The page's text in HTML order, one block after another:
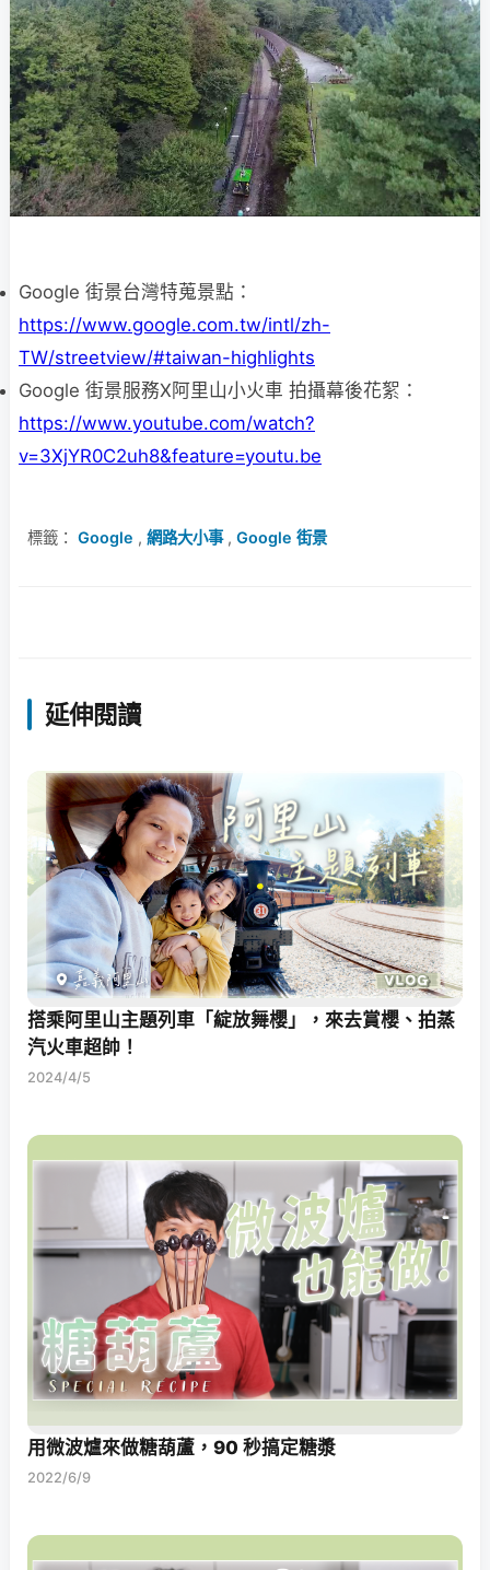
Google 街景台灣特蒐景點：
https://www.google.com.tw/intl/zh-
TW/streetview/#taiwan-highlights
Google 街景服務X阿里山小火車 拍攝幕後花絮：
https://www.youtube.com/watch?
v=3XjYR0C2uh8&feature=youtu.be
標籤： Google , 網路大小事, Google 街景
延伸閱讀
搭乘阿里山主題列車「綻放舞櫻」，來去賞櫻、拍蒸
汽火車超帥！
2024/4/5
用微波爐來做糖葫蘆，90 秒搞定糖漿
2022/6/9